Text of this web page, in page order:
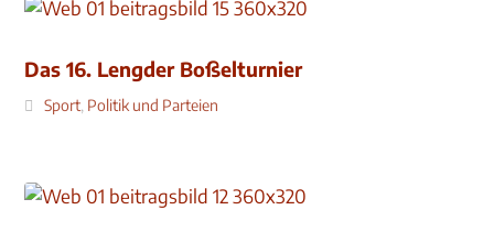
Das 16. Lengder Boßelturnier
Sport, Politik und Parteien